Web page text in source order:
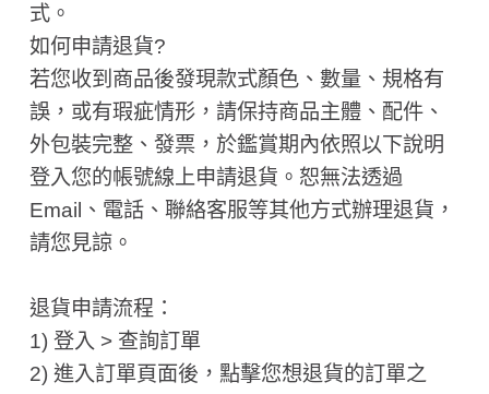
式。
如何申請退貨?
若您收到商品後發現款式顏色、數量、規格有
誤，或有瑕疵情形，請保持商品主體、配件、
外包裝完整、發票，於鑑賞期內依照以下說明
登入您的帳號線上申請退貨。恕無法透過
Email、電話、聯絡客服等其他方式辦理退貨，
請您見諒。
退貨申請流程：
1) 登入 > 查詢訂單
2) 進入訂單頁面後，點擊您想退貨的訂單之